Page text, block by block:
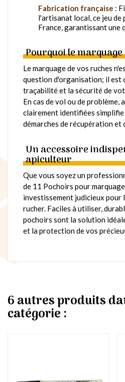
Fabrication française :
l'artisanat local, ce jeu
France, garantissant une
Pourquoi le
Le marquage de vos ruches
question d'organisation; il est
traçabilité et la sécurité de
En cas de vol ou de problème,
clairement identifiées
démarches de récupération et
Un accessoire
apiculteur
Que vous soyez un
de 11 Pochoirs pour
investissement judicieux pour
rucher. Faciles à utiliser,
pochoirs sont la solution
et la protection de vos
6 autres produits
catégorie :